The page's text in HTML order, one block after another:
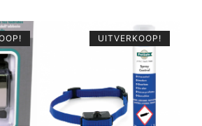
UITVERKOOP!